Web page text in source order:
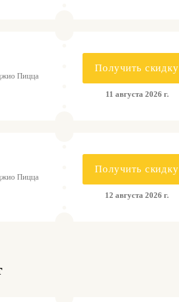
Пицца
Получить скидку
11 августа 2026 г.
Пицца
Получить скидку
12 августа 2026 г.